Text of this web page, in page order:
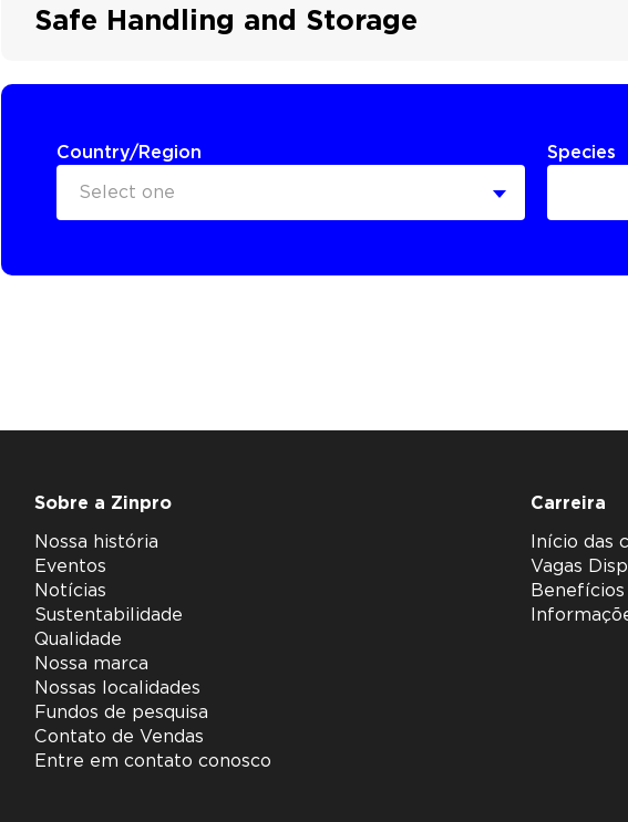
Safe Handling and Storage
Country/Region
Select one
Species
Sobre a Zinpro
Nossa história
Eventos
Notícias
Sustentabilidade
Qualidade
Nossa marca
Nossas localidades
Fundos de pesquisa
Contato de Vendas
Entre em contato conosco
Carreira
Início das
Vagas